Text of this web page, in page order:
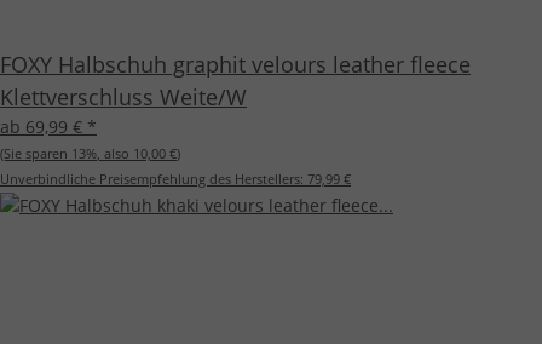
FOXY Halbschuh graphit velours leather fleece
Klettverschluss Weite/W
ab 69,99 € *
(Sie sparen 13%, also 10,00 €)
Unverbindliche Preisempfehlung des Herstellers: 79,99 €